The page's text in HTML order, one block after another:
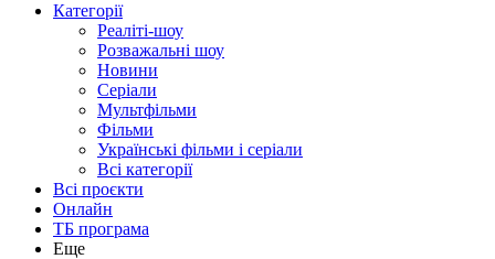
Категорії
Реаліті-шоу
Розважальні шоу
Новини
Серіали
Мультфільми
Фільми
Українські фільми і серіали
Всі категорії
Всі проєкти
Онлайн
ТБ програма
Еще